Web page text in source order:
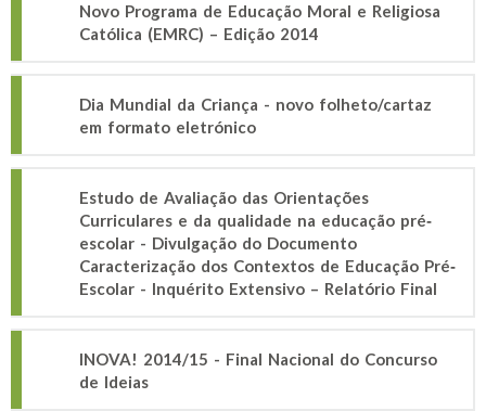
Novo Programa de Educação Moral e Religiosa
Católica (EMRC) – Edição 2014
Dia Mundial da Criança - novo folheto/cartaz
em formato eletrónico
Estudo de Avaliação das Orientações
Curriculares e da qualidade na educação pré‐
escolar - Divulgação do Documento
Caracterização dos Contextos de Educação Pré‐
Escolar - Inquérito Extensivo – Relatório Final
INOVA! 2014/15 - Final Nacional do Concurso
de Ideias